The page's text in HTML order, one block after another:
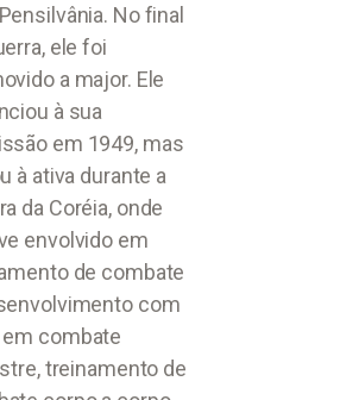
No final
ele foi
a major. Ele
à sua
em 1949, mas
à ativa durante a
da Coréia, onde
envolvido em
de combate
com
combate
treinamento de